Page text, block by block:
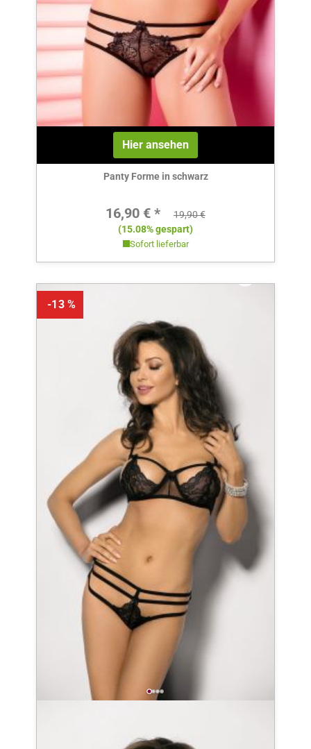
Hier ansehen
Panty Forme in schwarz
Verkaufspreis:
16,90 € * Regulärer Preis:
19,90 €
(15.08% gespart)
Sofort lieferbar
-13 %